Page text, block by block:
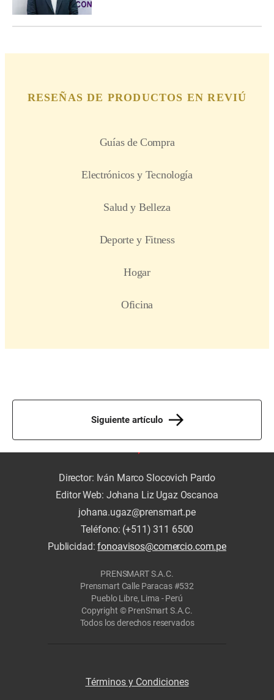
Siguiente artículo
Director: Iván Marco Slocovich Pardo
Editor Web: Johana Liz Ugaz Oscanoa
johana.ugaz@prensmart.pe
Teléfono: (+511) 311 6500
Publicidad:fonoavisos@comercio.com.pe
PRENSMART S.A.C.
Prensmart Calle Paracas #532
Pueblo Libre, Lima - Perú
Copyright © PrenSmart S.A.C.
Todos los derechos reservados
Términos y Condiciones